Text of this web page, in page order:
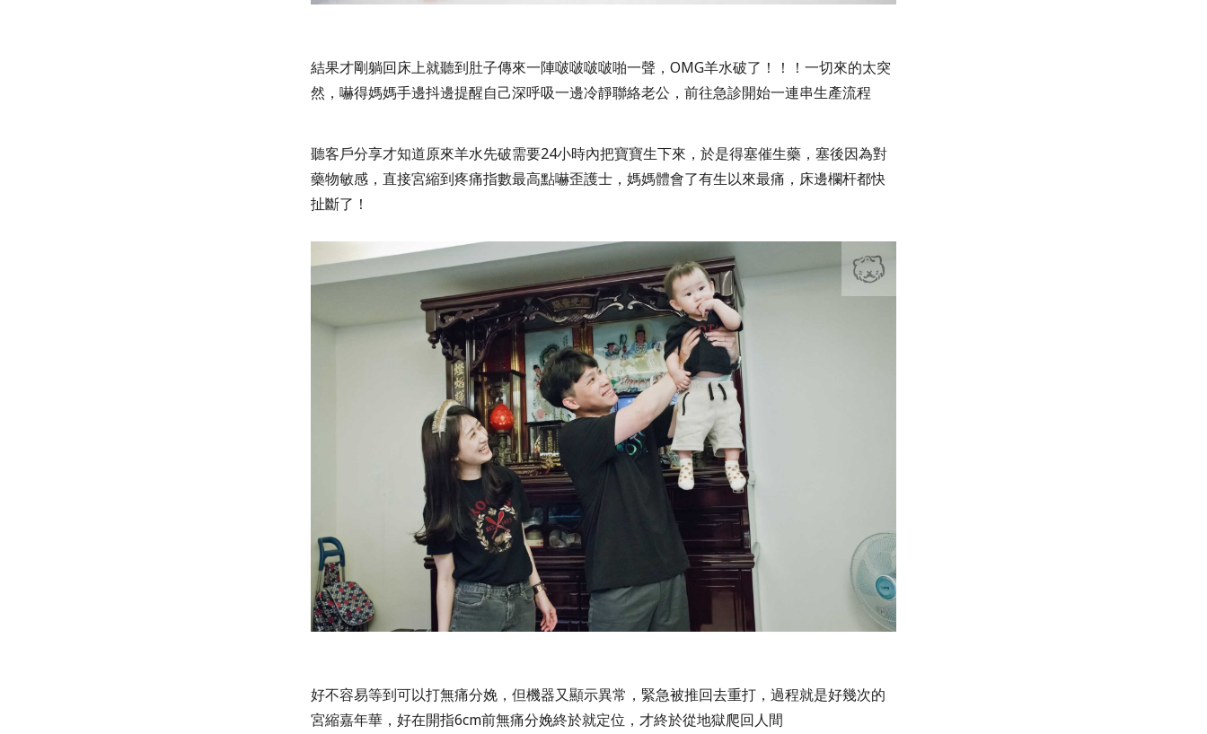
結果才剛躺回床上就聽到肚子傳來一陣啵啵啵啵啪一聲，OMG羊水破了！！！ 一切來的太突
然，嚇得媽媽手邊抖邊提醒自己深呼吸一邊冷靜聯絡老公，前往急診開始一連串生產流程
聽客戶分享才知道原來羊水先破需要24小時內把寶寶生下來，於是得塞催生藥， 塞後因為對
藥物敏感，直接宮縮到疼痛指數最高點嚇歪護士，媽媽體會了有生以來最痛，床邊欄杆都快
扯斷了！
好不容易等到可以打無痛分娩，但機器又顯示異常，緊急被推回去重打， 過程就是好幾次的
宮縮嘉年華， 好在開指6cm前無痛分娩終於就定位，才終於從地獄爬回人間